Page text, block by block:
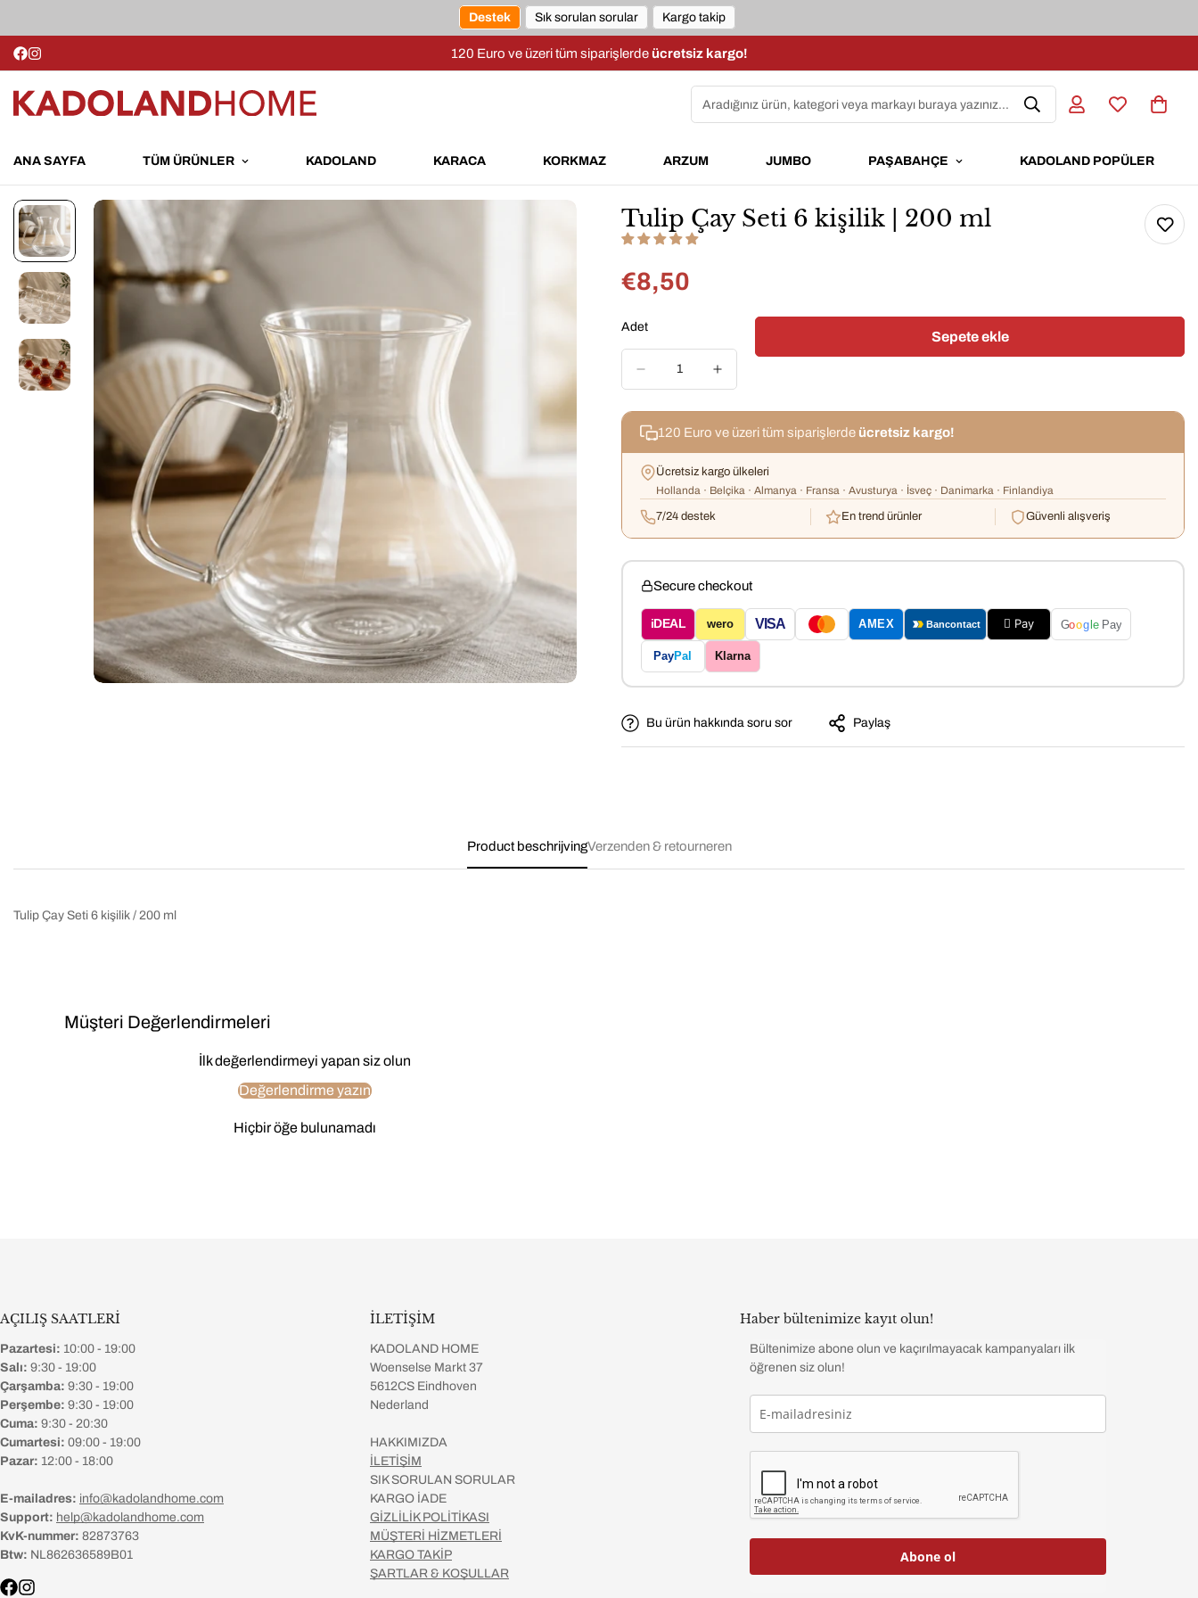
Destek Sık sorulan sorular Kargo takip
120 Euro ve üzeri tüm siparişlerde ücretsiz kargo!
Aradığınız ürün, kategori veya markayı buraya yazınız...
ANA SAYFA TÜM ÜRÜNLER KADOLAND KARACA KORKMAZ ARZUM JUMBO PAŞABAHÇE KADOLAND POPÜLER
Tulip Çay Seti 6 kişilik | 200 ml
Normal
€8,50
Adet
Sepete ekle
120 Euro ve üzeri tüm siparişlerde ücretsiz kargo!
Ücretsiz kargo ülkeleri
Hollanda · Belçika · Almanya · Fransa · Avusturya · İsveç · Danimarka · Finlandiya
7/24 destek En trend ürünler Güvenli alışveriş
Secure checkout
iDEAL wero VISA AMEX Bancontact  Pay Google Pay
PayPal Klarna
Bu ürün hakkında soru sor Paylaş
Product beschrijvingVerzenden & retourneren
Tulip Çay Seti 6 kişilik / 200 ml
Müşteri Değerlendirmeleri
İlk değerlendirmeyi yapan siz olun
Değerlendirme yazın
Hiçbir öğe bulunamadı
AÇILIŞ SAATLERİ
Pazartesi: 10:00 - 19:00
Salı: 9:30 - 19:00
Çarşamba: 9:30 - 19:00
Perşembe: 9:30 - 19:00
Cuma: 9:30 - 20:30
Cumartesi: 09:00 - 19:00
Pazar: 12:00 - 18:00
E-mailadres: info@kadolandhome.com
Support: help@kadolandhome.com
KvK-nummer: 82873763
Btw: NL862636589B01
İLETİŞİM
KADOLAND HOME
Woenselse Markt 37
5612CS Eindhoven
Nederland
HAKKIMIZDA
İLETİŞİM
SIK SORULAN SORULAR
KARGO İADE
GİZLİLİK POLİTİKASI
MÜŞTERİ HİZMETLERİ
KARGO TAKİP
ŞARTLAR & KOŞULLAR
Haber bültenimize kayıt olun!
Bültenimize abone olun ve kaçırılmayacak kampanyaları ilk
öğrenen siz olun!
Abone ol
Confirm your age